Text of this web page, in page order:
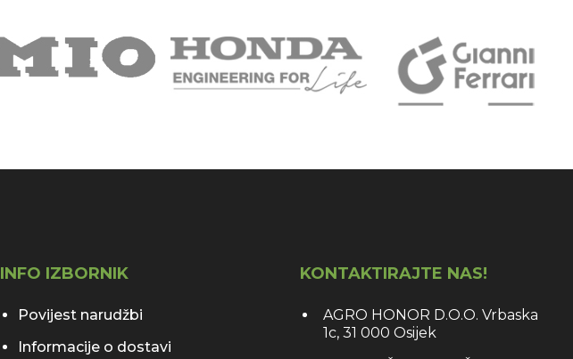
INFO IZBORNIK
Povijest narudžbi
Informacije o dostavi
KONTAKTIRAJTE NAS!
AGRO HONOR D.O.O. Vrbaska
1c, 31 000 Osijek